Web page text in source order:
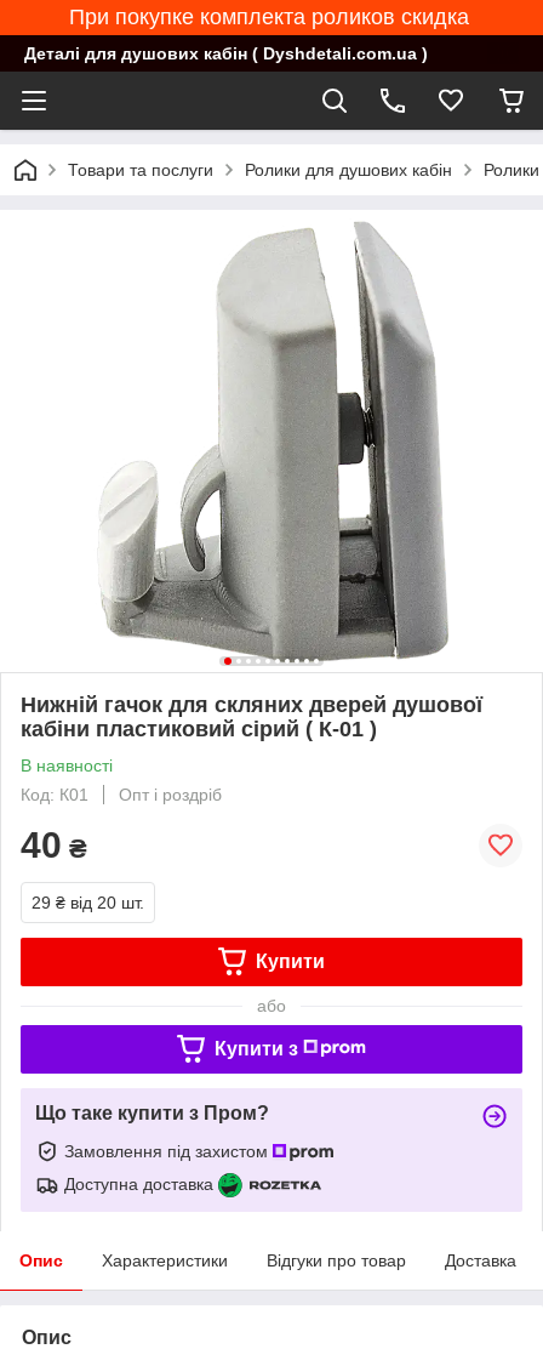
При покупке комплекта роликов скидка
Деталі для душових кабін ( Dyshdetali.com.ua )
Товари та послуги Ролики для душових кабін
Нижній гачок для скляних дверей душової
кабіни пластиковий сірий ( К-01 )
В наявності
Код: К01
Опт і роздріб
40 ₴
29 ₴ від 20 шт.
Купити
або
Купити з
Що таке купити з Пром?
Замовлення під захистом
Доступна доставка
Опис Характеристики Відгуки про товар Доставка
Опис